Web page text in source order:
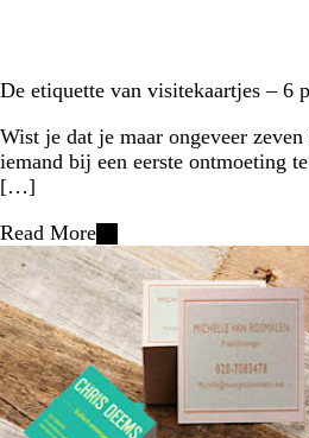
De etiquette van visitekaartjes – 6
Wist je dat je maar ongeveer
iemand bij een eerste ontmoeting
[…]
Read More